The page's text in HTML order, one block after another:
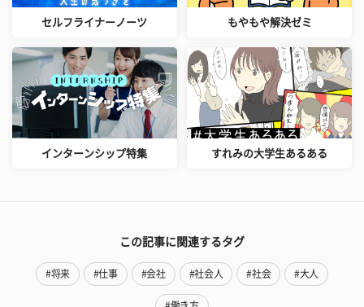
セルフライナーノーツ もやもや解決ゼミ
インターンシップ特集 すれみの大学生あるある
この記事に関連するタグ
#将来 #仕事 #会社 #社会人 #社会 #大人